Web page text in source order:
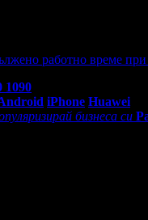
работно време
1090
iPhone Huawei
бизнеса си